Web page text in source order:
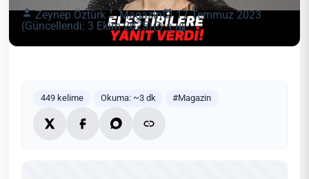
Zeynep Öztürk Magazin
17 Temmuz 2023
(Güncellendi: 3 Ekim 2025)
3 dk
449 kelime Okuma: ~3 dk #Magazin